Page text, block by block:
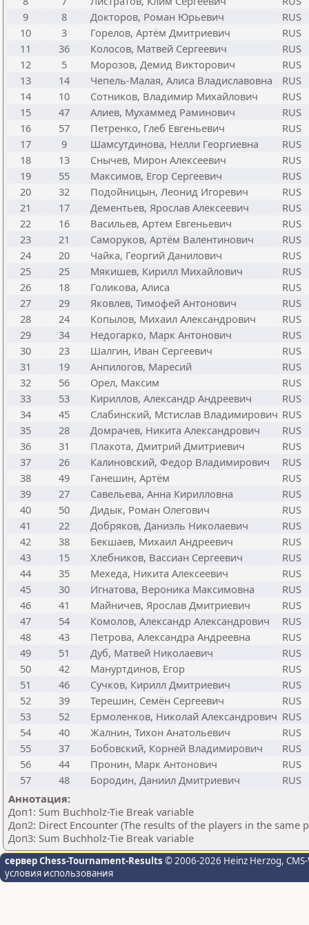
9
8 Докторов, Роман Юрьевич
RUS
10
3 Горелов, Артём Дмитриевич
RUS
11
36 Колосов, Матвей Сергеевич
RUS
12
5 Морозов, Демид Викторович
RUS
13
14 Чепель-Малая, Алиса Владиславовна
RUS
14
10 Сотников, Владимир Михайлович
RUS
15
47 Алиев, Мухаммед Раминович
RUS
16
57 Петренко, Глеб Евгеньевич
RUS
17
9 Шамсутдинова, Нелли Георгиевна
RUS
18
13 Снычев, Мирон Алексеевич
RUS
19
55 Максимов, Егор Сергеевич
RUS
20
32 Подойницын, Леонид Игоревич
RUS
21
17 Дементьев, Ярослав Алексеевич
RUS
22
16 Васильев, Артем Евгеньевич
RUS
23
21 Саморуков, Артём Валентинович
RUS
24
20 Чайка, Георгий Данилович
RUS
25
25 Мякишев, Кирилл Михайлович
RUS
26
18 Голикова, Алиса
RUS
27
29 Яковлев, Тимофей Антонович
RUS
28
24 Копылов, Михаил Александрович
RUS
29
34 Недогарко, Марк Антонович
RUS
30
23 Шалгин, Иван Сергеевич
RUS
31
19 Анпилогов, Маресий
RUS
32
56 Орел, Максим
RUS
33
53 Кириллов, Александр Андреевич
RUS
34
45 Слабинский, Мстислав Владимирович RUS
35
28 Домрачев, Никита Александрович
RUS
36
31 Плахота, Дмитрий Дмитриевич
RUS
37
26 Калиновский, Федор Владимирович
RUS
38
49 Ганешин, Артём
RUS
39
27 Савельева, Анна Кирилловна
RUS
40
50 Дидык, Роман Олегович
RUS
41
22 Добряков, Даниэль Николаевич
RUS
42
38 Бекшаев, Михаил Андреевич
RUS
43
15 Хлебников, Вассиан Сергеевич
RUS
44
35 Мехеда, Никита Алексеевич
RUS
45
30 Игнатова, Вероника Максимовна
RUS
46
41 Майничев, Ярослав Дмитриевич
RUS
47
54 Комолов, Александр Александрович
RUS
48
43 Петрова, Александра Андреевна
RUS
49
51 Дуб, Матвей Николаевич
RUS
50
42 Мануртдинов, Егор
RUS
51
46 Сучков, Кирилл Дмитриевич
RUS
52
39 Терешин, Семён Сергеевич
RUS
53
52 Ермоленков, Николай Александрович RUS
54
40 Жалнин, Тихон Анатольевич
RUS
55
37 Бобовский, Корней Владимирович
RUS
56
44 Пронин, Марк Антонович
RUS
57
48 Бородин, Даниил Дмитриевич
RUS
Аннотация:
Доп1: Sum Buchholz-Tie Break variable
Доп2: Direct Encounter (The results of the players in the same
Доп3: Sum Buchholz-Tie Break variable
сервер Chess-Tournament-Results © 2006-2026 Heinz Herzog,
условия использования